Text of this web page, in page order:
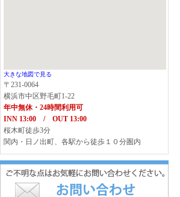
大きな地図で見る
〒231-0064
横浜市中区野毛町1-22
年中無休・24時間利用可
INN 13:00 / OUT 13:00
桜木町徒歩3分
関内・日ノ出町、各駅から徒歩１０分圏内